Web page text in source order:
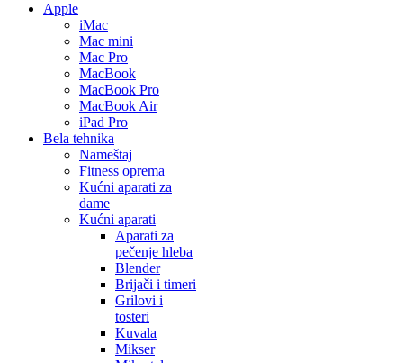
Apple
iMac
Mac mini
Mac Pro
MacBook
MacBook Pro
MacBook Air
iPad Pro
Bela tehnika
Nameštaj
Fitness oprema
Kućni aparati za
dame
Kućni aparati
Aparati za
pečenje hleba
Blender
Brijači i timeri
Grilovi i
tosteri
Kuvala
Mikser